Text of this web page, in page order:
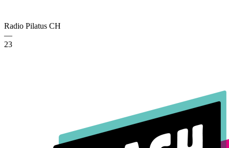
Radio Pilatus CH
—
23